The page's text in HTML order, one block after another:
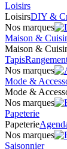
Loisirs
LoisirsDIY &
Nos marques
Maison &
Maison &
Tapis
Nos marques
Mode &
Mode &
Nos marques
Papeterie
Papeterie
Nos marques
Saisonnier